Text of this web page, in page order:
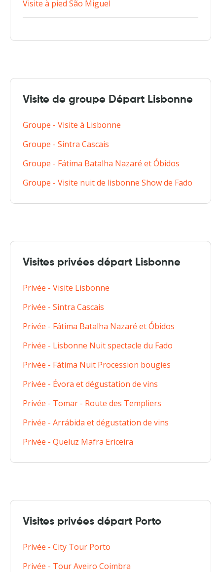
Visite à pied São Miguel
Visite de groupe Départ Lisbonne
Groupe - Visite à Lisbonne
Groupe - Sintra Cascais
Groupe - Fátima Batalha Nazaré et Óbidos
Groupe - Visite nuit de lisbonne Show de Fado
Visites privées départ Lisbonne
Privée - Visite Lisbonne
Privée - Sintra Cascais
Privée - Fátima Batalha Nazaré et Óbidos
Privée - Lisbonne Nuit spectacle du Fado
Privée - Fátima Nuit Procession bougies
Privée - Évora et dégustation de vins
Privée - Tomar - Route des Templiers
Privée - Arrábida et dégustation de vins
Privée - Queluz Mafra Ericeira
Visites privées départ Porto
Privée - City Tour Porto
Privée - Tour Aveiro Coimbra